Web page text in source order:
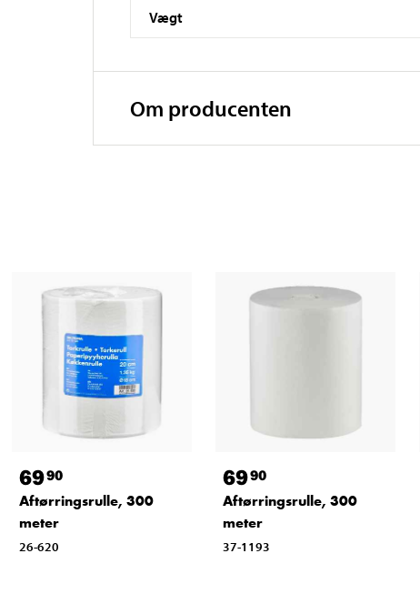
Vægt
Om producenten
6990
Aftørringsrulle, 300
meter
26-620
6990
Aftørringsrulle, 300
meter
37-1193